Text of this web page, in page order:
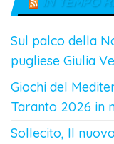
Sul palco della
pugliese Giulia
Giochi del
Taranto 2026 in
Sollecito, Il